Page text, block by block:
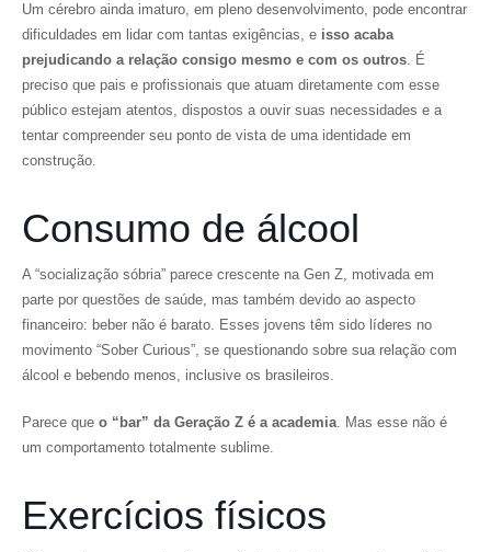
Um cérebro ainda imaturo, em pleno desenvolvimento, pode encontrar
dificuldades em lidar com tantas exigências, e isso acaba
prejudicando a relação consigo mesmo e com os outros. É
preciso que pais e profissionais que atuam diretamente com esse
público estejam atentos, dispostos a ouvir suas necessidades e a
tentar compreender seu ponto de vista de uma identidade em
construção.
Consumo de álcool
A “socialização sóbria” parece crescente na Gen Z, motivada em
parte por questões de saúde, mas também devido ao aspecto
financeiro: beber não é barato. Esses jovens têm sido líderes no
movimento “Sober Curious”, se questionando sobre sua relação com
álcool e bebendo menos, inclusive os brasileiros.
Parece que o “bar” da Geração Z é a academia. Mas esse não é
um comportamento totalmente sublime.
Exercícios físicos